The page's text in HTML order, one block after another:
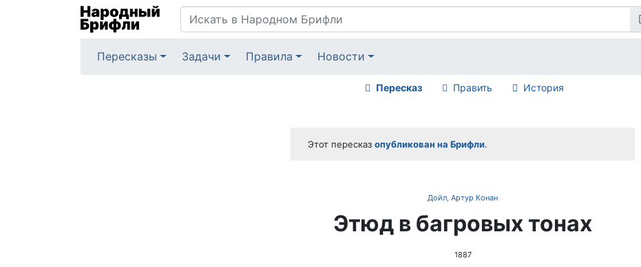
Пересказы Задачи Правила Новости
Пересказ Править История
Этот пересказ опубликован на Брифли.
Дойл, Артур Конан
Этюд в багровых тонах
1887